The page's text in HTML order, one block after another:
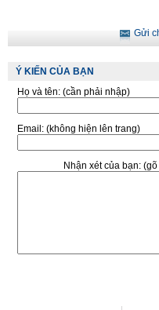
Gửi
Ý KIẾN CỦA BẠN
Họ và tên: (cần phải nhập)
Email: (không hiện lên trang)
Nhận xét của bạn: